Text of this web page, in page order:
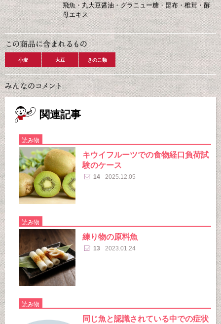
飛魚・丸大豆醤油・グラニュー糖・昆布・椎茸・酵
母エキス
小麦 大豆 きのこ類
関連記事
読み物
キウイフルーツでの食物経口負荷試
験のケース
14 2025.12.05
読み物
練り物の原料魚
13 2023.01.24
読み物
同じ魚と認識されている中での症状